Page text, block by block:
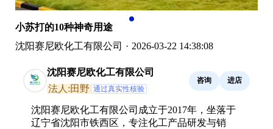
小苏打的10种神奇用途
沈阳赛尼欧化工有限公司 · 2026-03-22 14:38:08
沈阳赛尼欧化工有限公司
法人:田野 通过真实性核验
咨询 进店
沈阳赛尼欧化工有限公司成立于2017年，坐落于
辽宁省沈阳市铁西区，专注化工产品研发与销